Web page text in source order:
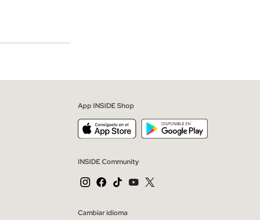
App INSIDE Shop
INSIDE Community
Cambiar idioma